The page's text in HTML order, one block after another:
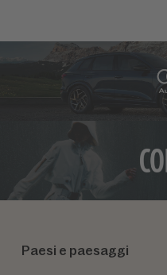
Paesi e paesaggi